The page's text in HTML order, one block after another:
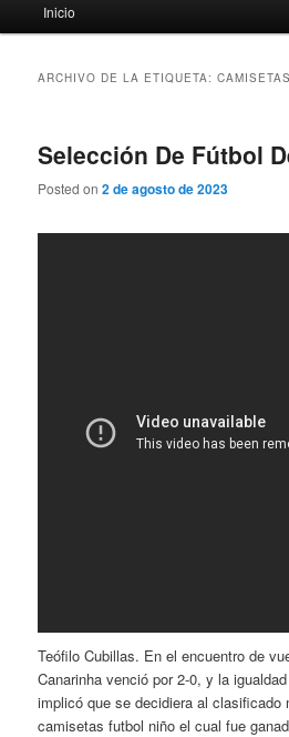
principal
Inicio
ARCHIVO DE LA ETIQUETA:
Selección De Fútbol
Posted on2 de agosto de 2023
Teófilo Cubillas. En el encuentro de
Canarinha venció por 2-0, y la
implicó que se decidiera al clasificado
camisetas futbol niño el cual fue